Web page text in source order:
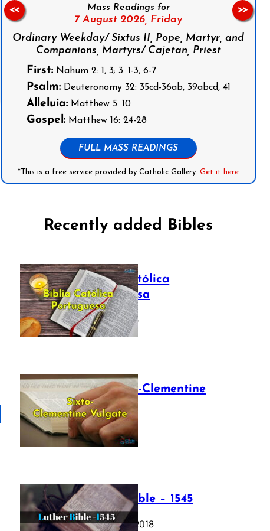
Mass Readings for
7 August 2026, Friday
Ordinary Weekday/ Sixtus II, Pope, Martyr, and
Companions, Martyrs/ Cajetan, Priest
First:Nahum 2: 1, 3; 3: 1-3, 6-7
Psalm:Deuteronomy 32: 35cd-36ab, 39abcd, 41
Alleluia:Matthew 5: 10
Gospel:Matthew 16: 24-28
FULL MASS READINGS
*This is a free service provided by Catholic Gallery.Get it here
<< >>
Recently added Bibles
Bíblia Católica
Portuguesa
July 16, 2025
The Sixto-Clementine
Vulgate
July 12, 2025
Luther Bible – 1545
October 17, 2018